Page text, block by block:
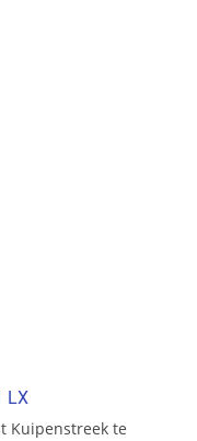
LX
Kuipenstreek te